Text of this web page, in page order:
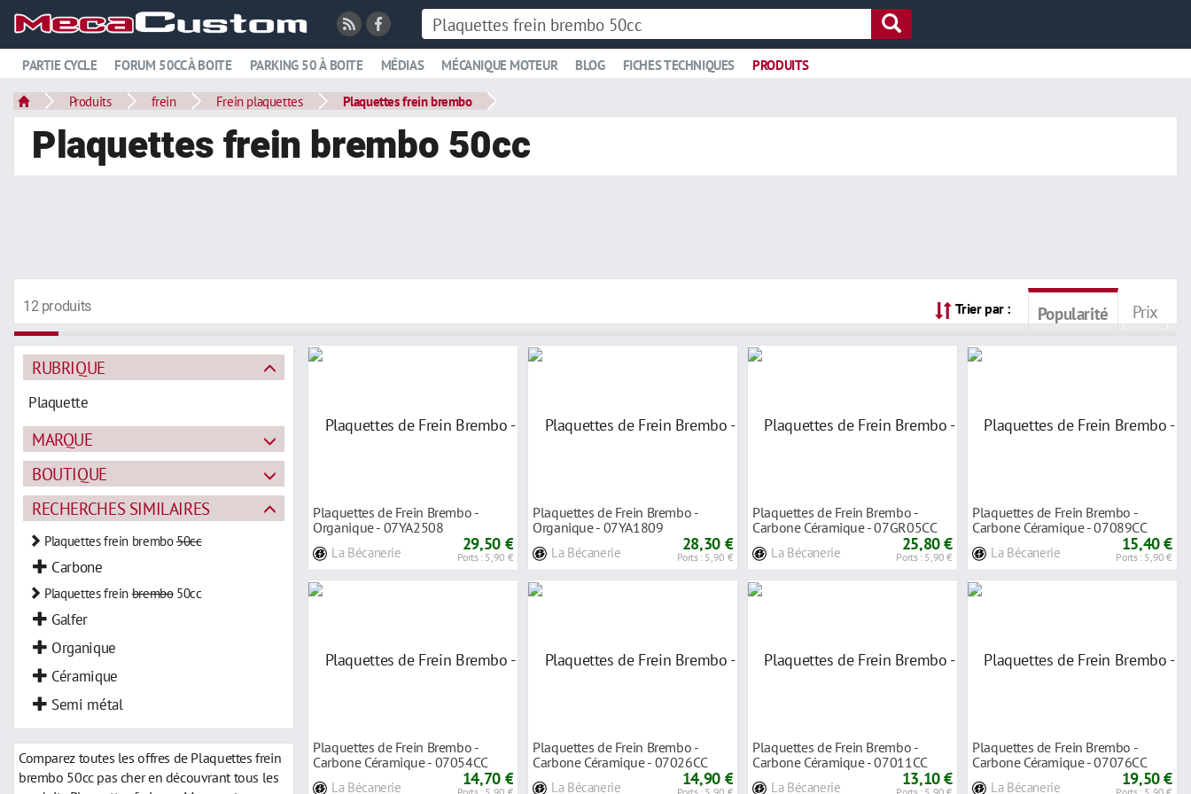
PARTIE CYCLE FORUM 50CC À BOITE PARKING 50 À BOITE MÉDIAS MÉCANIQUE MOTEUR BLOG FICHES TECHNIQUES PRODUITS
Produits frein Frein plaquettes Plaquettes frein brembo
Plaquettes frein brembo 50cc
12 produits Trier par : Popularité Prix
RUBRIQUE
Plaquette
MARQUE
BOUTIQUE
RECHERCHES SIMILAIRES
Plaquettes frein brembo50cc
Carbone
Plaquettes freinbrembo50cc
Galfer
Organique
Céramique
Semi métal
Comparez toutes les offres de Plaquettes frein
brembo 50cc pas cher en découvrant tous les
Plaquettes de Frein Brembo -
Organique - 07YA2508
La Bécanerie 29,50 €
Ports : 5,90 €
Plaquettes de Frein Brembo -
Organique - 07YA1809
La Bécanerie 28,30 €
Ports : 5,90 €
Plaquettes de Frein Brembo -
Carbone Céramique - 07GR05CC
La Bécanerie 25,80 €
Ports : 5,90 €
Plaquettes de Frein Brembo -
Carbone Céramique - 07089CC
La Bécanerie 15,40 €
Ports : 5,90 €
Plaquettes de Frein Brembo -
Carbone Céramique - 07054CC
La Bécanerie 14,70 €
Plaquettes de Frein Brembo -
Carbone Céramique - 07026CC
La Bécanerie 14,90 €
Plaquettes de Frein Brembo -
Carbone Céramique - 07011CC
La Bécanerie 13,10 €
Plaquettes de Frein Brembo -
Carbone Céramique - 07076CC
La Bécanerie 19,50 €